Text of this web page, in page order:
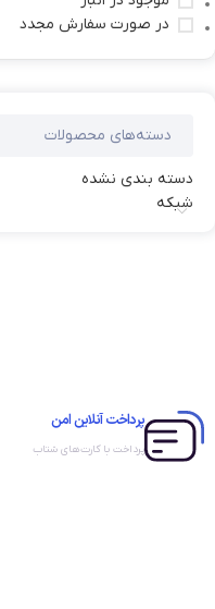
در صورت سفارش مجدد
دسته‌های محصولات
دسته بندی نشده
شبکه
پرداخت آنلاین امن
پرداخت با کارت‌های شتاب